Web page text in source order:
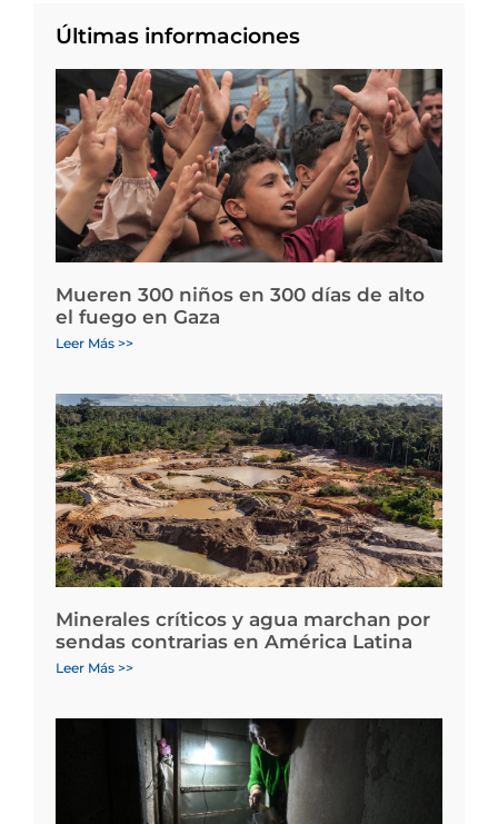
Últimas informaciones
Mueren 300 niños en 300 días de alto
el fuego en Gaza
Leer Más >>
Minerales críticos y agua marchan por
sendas contrarias en América Latina
Leer Más >>